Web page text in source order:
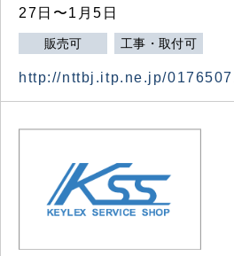
27日〜1月5日
販売可 工事・取付可
http://nttbj.itp.ne.jp/